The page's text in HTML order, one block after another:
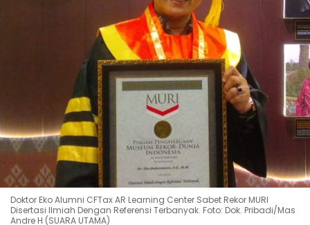
Doktor Eko Alumni CFTax AR Learning Center Sabet Rekor MURI
Disertasi Ilmiah Dengan Referensi Terbanyak. Foto: Dok. Pribadi/Mas
Andre H (SUARA UTAMA)